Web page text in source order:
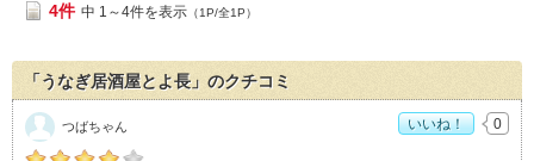
4件 中 1～4件を表示 （1P/全1P）
「うなぎ居酒屋とよ長」のクチコミ
つばちゃん いいね！ 0